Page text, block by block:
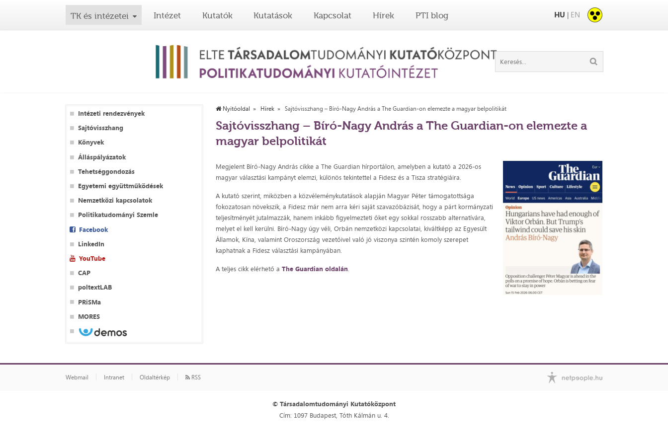
TK és intézetei Intézet Kutatók Kutatások Kapcsolat Hírek PTI blog HU | EN
Intézeti rendezvények
Sajtóvisszhang
Könyvek
Álláspályázatok
Tehetséggondozás
Egyetemi együttműködések
Nemzetközi kapcsolatok
Politikatudományi Szemle
Facebook
LinkedIn
YouTube
CAP
poltextLAB
PRiSMa
MORES
Nyitóoldal Hírek Sajtóvisszhang – Bíró-Nagy András a The Guardian-on elemezte a magyar belpolitikát
Sajtóvisszhang – Bíró-Nagy András a The Guardian-on elemezte a
magyar belpolitikát
Megjelent Bíró-Nagy András cikke a The Guardian hírportálon, amelyben a kutató a 2026-os
magyar választási kampányt elemzi, különös tekintettel a Fidesz és a Tisza stratégiáira.
A kutató szerint, miközben a közvéleménykutatások alapján Magyar Péter támogatottsága
fokozatosan növekszik, a Fidesz már nem arra kéri saját szavazóbázisát, hogy a párt kormányzati
teljesítményét jutalmazzák, hanem inkább figyelmezteti őket egy sokkal rosszabb alternatívára,
melyet el kell kerülni. Bíró-Nagy úgy véli, Orbán nemzetközi kapcsolatai, kiváltképp az Egyesült
Államok, Kína, valamint Oroszország vezetőivel való jó viszonya szintén komoly szerepet
kaphatnak a Fidesz választási kampányában.
A teljes cikk elérhető aThe Guardian oldalán.
Webmail Intranet Oldaltérkép RSS
© Társadalomtudományi Kutatóközpont
Cím: 1097 Budapest, Tóth Kálmán u. 4.